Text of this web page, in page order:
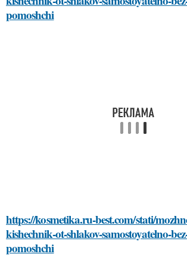
pomoshchi
https://kosmetika.ru-best.com/stati/
kishechnik-ot-shlakov-samostoyatelno-
pomoshchi